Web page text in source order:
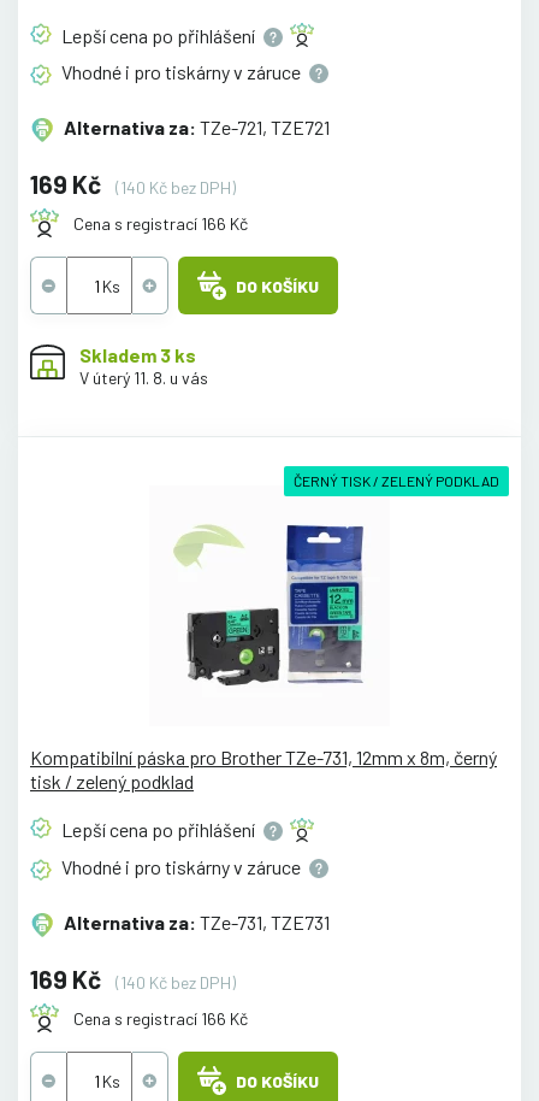
Lepší cena po přihlášení
Vhodné i pro tiskárny v záruce
Alternativa za: TZe-721, TZE721
169 Kč
(140 Kč bez DPH)
Cena s registrací 166 Kč
DO KOŠÍKU
Skladem 3 ks
V úterý 11. 8. u vás
ČERNÝ TISK / ZELENÝ PODKLAD
Kompatibilní páska pro Brother TZe-731, 12mm x 8m, černý
tisk / zelený podklad
Lepší cena po přihlášení
Vhodné i pro tiskárny v záruce
Alternativa za: TZe-731, TZE731
169 Kč
(140 Kč bez DPH)
Cena s registrací 166 Kč
DO KOŠÍKU